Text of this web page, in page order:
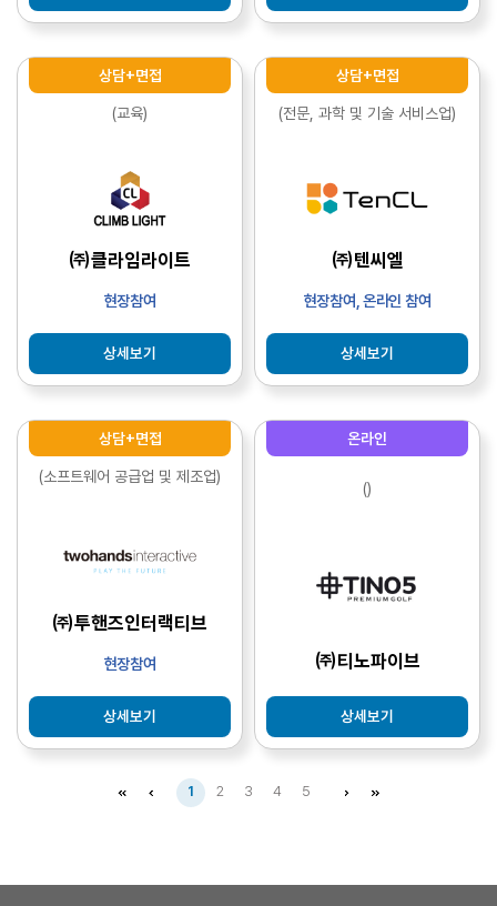
상담+면접
(교육)
㈜클라임라이트
현장참여
상세보기
상담+면접
(전문, 과학 및 기술 서비스업)
㈜텐씨엘
현장참여, 온라인 참여
상세보기
상담+면접
(소프트웨어 공급업 및 제조업)
㈜투핸즈인터랙티브
현장참여
상세보기
온라인
()
㈜티노파이브
상세보기
1 2 3 4 5